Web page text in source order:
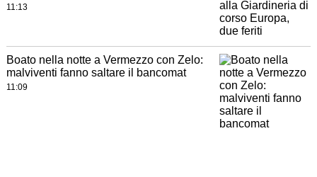
11:13
Boato nella notte a Vermezzo con Zelo:
malviventi fanno saltare il bancomat
11:09